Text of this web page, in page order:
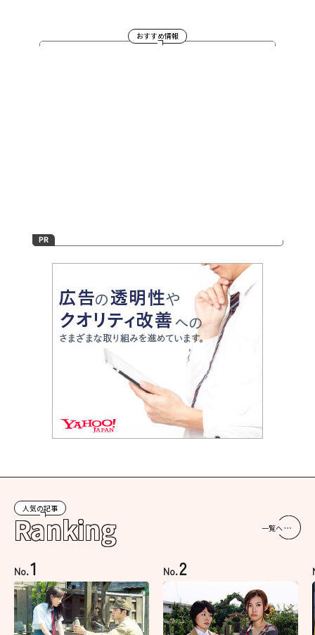
おすすめ情報
人気の記事
Ranking 一覧へ
No.1 No.2